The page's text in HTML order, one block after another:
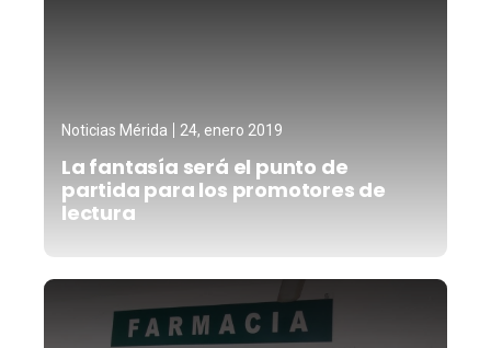
Noticias Mérida 24, enero 2019
La fantasía será el punto de
partida para los promotores de
lectura